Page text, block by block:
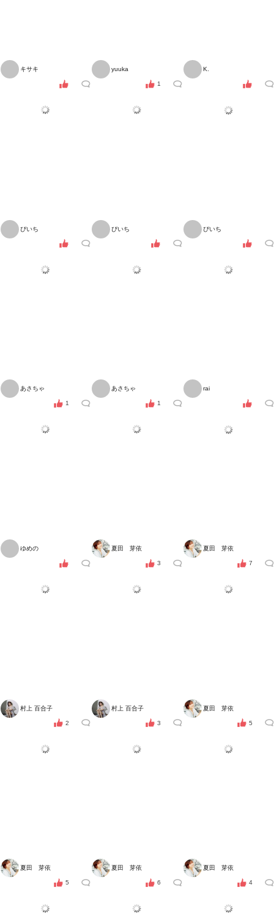
キサキ yuuka
1
K.
ぴいち ぴいち ぴいち
あさちゃ
1
あさちゃ
1
rai
ゆめの 夏田 芽依
3
夏田 芽依
7
村上 百合子
2
村上 百合子
3
夏田 芽依
5
夏田 芽依
5
夏田 芽依
6
夏田 芽依
4